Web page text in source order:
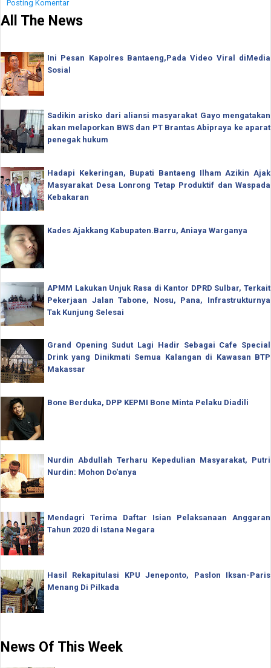
Posting Komentar
All The News
Ini Pesan Kapolres Bantaeng,Pada Video Viral diMedia
Sosial
Sadikin arisko dari aliansi masyarakat Gayo mengatakan
akan melaporkan BWS dan PT Brantas Abipraya ke aparat
penegak hukum
Hadapi Kekeringan, Bupati Bantaeng Ilham Azikin Ajak
Masyarakat Desa Lonrong Tetap Produktif dan Waspada
Kebakaran
Kades Ajakkang Kabupaten.Barru, Aniaya Warganya
APMM Lakukan Unjuk Rasa di Kantor DPRD Sulbar, Terkait
Pekerjaan Jalan Tabone, Nosu, Pana, Infrastrukturnya
Tak Kunjung Selesai
Grand Opening Sudut Lagi Hadir Sebagai Cafe Special
Drink yang Dinikmati Semua Kalangan di Kawasan BTP
Makassar
Bone Berduka, DPP KEPMI Bone Minta Pelaku Diadili
Nurdin Abdullah Terharu Kepedulian Masyarakat, Putri
Nurdin: Mohon Do'anya
Mendagri Terima Daftar Isian Pelaksanaan Anggaran
Tahun 2020 di Istana Negara
Hasil Rekapitulasi KPU Jeneponto, Paslon Iksan-Paris
Menang Di Pilkada
News Of This Week